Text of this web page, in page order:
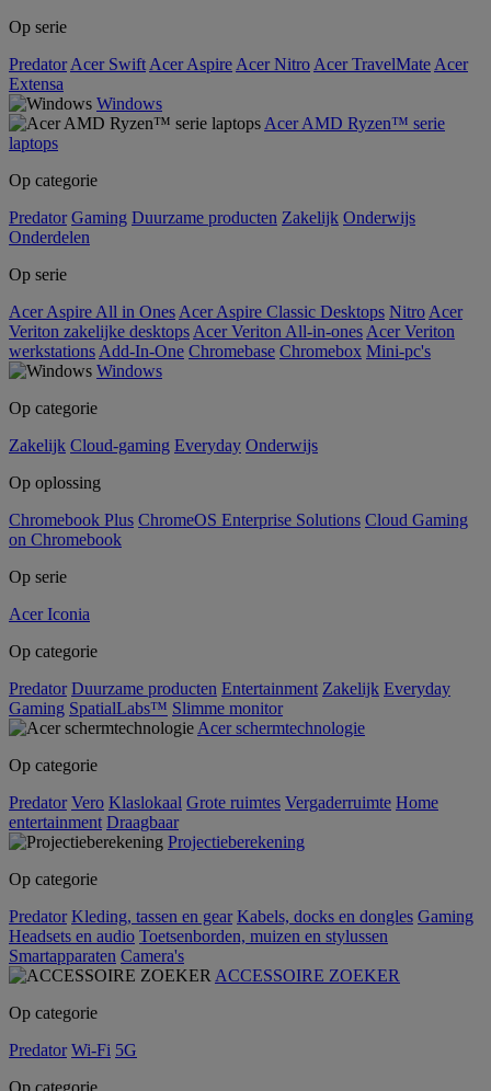
Op serie
Predator Acer Swift Acer Aspire Acer Nitro Acer TravelMate Acer
Extensa
Windows
Acer AMD Ryzen™ serie
laptops
Op categorie
Predator Gaming Duurzame producten Zakelijk Onderwijs
Onderdelen
Op serie
Acer Aspire All in Ones Acer Aspire Classic Desktops Nitro Acer
Veriton zakelijke desktops Acer Veriton All-in-ones Acer Veriton
werkstations Add-In-One Chromebase Chromebox Mini-pc's
Windows
Op categorie
Zakelijk Cloud-gaming Everyday Onderwijs
Op oplossing
Chromebook Plus ChromeOS Enterprise Solutions Cloud Gaming
on Chromebook
Op serie
Acer Iconia
Op categorie
Predator Duurzame producten Entertainment Zakelijk Everyday
Gaming SpatialLabs™ Slimme monitor
Acer schermtechnologie
Op categorie
Predator Vero Klaslokaal Grote ruimtes Vergaderruimte Home
entertainment Draagbaar
Projectieberekening
Op categorie
Predator Kleding, tassen en gear Kabels, docks en dongles Gaming
Headsets en audio Toetsenborden, muizen en stylussen
Smartapparaten Camera's
ACCESSOIRE ZOEKER
Op categorie
Predator Wi-Fi 5G
Op categorie